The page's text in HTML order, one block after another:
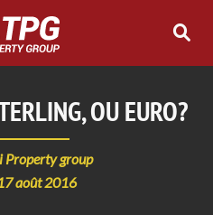
OU EURO?
Property group
août 2016